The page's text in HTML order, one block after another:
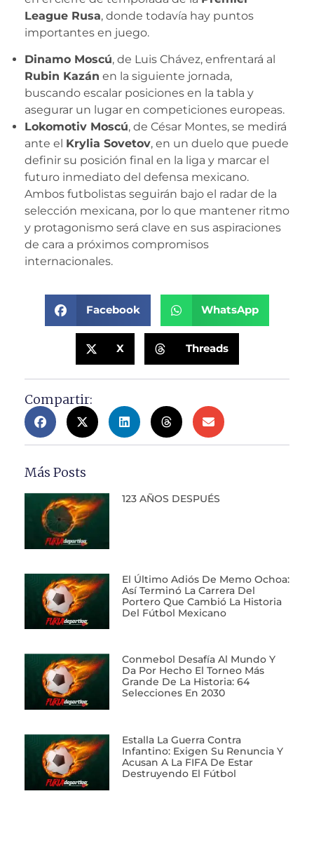
League Rusa, donde todavía hay puntos
importantes en juego.
Dinamo Moscú, de Luis Chávez, enfrentará al
Rubin Kazán en la siguiente jornada,
buscando escalar posiciones en la tabla y
asegurar un lugar en competiciones europeas.
Lokomotiv Moscú, de César Montes, se medirá
ante el Krylia Sovetov, en un duelo que puede
definir su posición final en la liga y marcar el
futuro inmediato del defensa mexicano.
Ambos futbolistas seguirán bajo el radar de la
selección mexicana, por lo que mantener ritmo
y protagonismo será clave en sus aspiraciones
de cara a próximos compromisos
internacionales.
Facebook WhatsApp
X Threads
Compartir:
Más Posts
123 AÑOS DESPUÉS
El Último Adiós De Memo Ochoa:
Así Terminó La Carrera Del
Portero Que Cambió La Historia
Del Fútbol Mexicano
Conmebol Desafía Al Mundo Y
Da Por Hecho El Torneo Más
Grande De La Historia: 64
Selecciones En 2030
Estalla La Guerra Contra
Infantino: Exigen Su Renuncia Y
Acusan A La FIFA De Estar
Destruyendo El Fútbol